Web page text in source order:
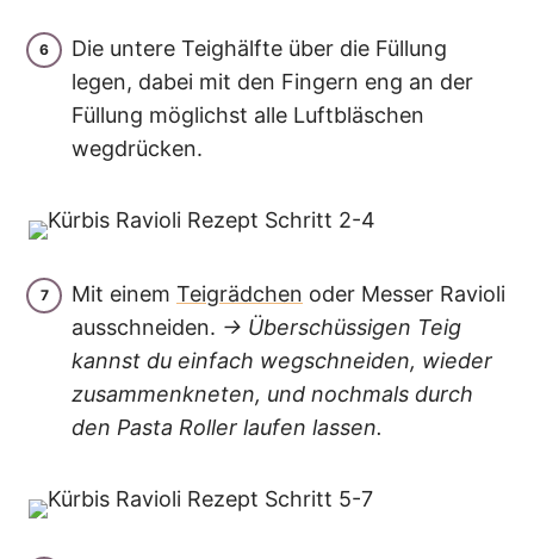
Die untere Teighälfte über die Füllung
legen, dabei mit den Fingern eng an der
Füllung möglichst alle Luftbläschen
wegdrücken.
Mit einem Teigrädchen oder Messer Ravioli
ausschneiden. → Überschüssigen Teig
kannst du einfach wegschneiden, wieder
zusammenkneten, und nochmals durch
den Pasta Roller laufen lassen.